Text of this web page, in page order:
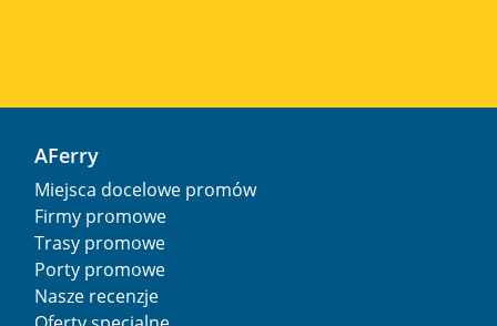
AFerry
Miejsca docelowe promów
Firmy promowe
Trasy promowe
Porty promowe
Nasze recenzje